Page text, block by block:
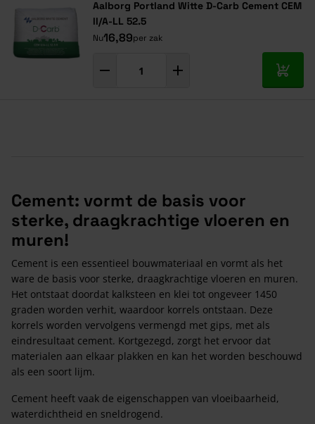
Aalborg Portland Witte D-Carb Cement CEM
II/A-LL 52.5
Nu16,89per zak
In
Cement: vormt de basis voor
sterke, draagkrachtige vloeren en
muren!
Cement is een essentieel bouwmateriaal en vormt als het
ware de basis voor sterke, draagkrachtige vloeren en muren.
Het ontstaat doordat kalksteen en klei tot ongeveer 1450
graden worden verhit, waardoor korrels ontstaan. Deze
korrels worden vervolgens vermengd met gips, met als
eindresultaat cement. Kortgezegd, zorgt het ervoor dat
materialen aan elkaar plakken en kan het worden beschouwd
als een soort lijm.
Cement heeft vaak de eigenschappen van vloeibaarheid,
waterdichtheid en sneldrogend.